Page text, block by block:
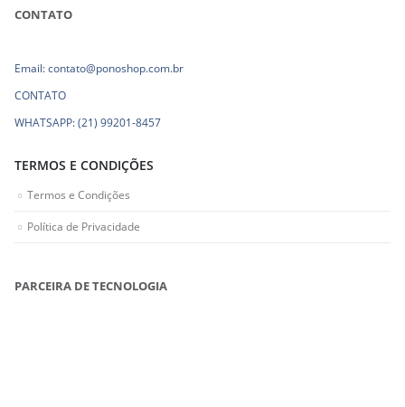
CONTATO
Email: contato@ponoshop.com.br
CONTATO
WHATSAPP: (21) 99201-8457
TERMOS E CONDIÇÕES
Termos e Condições
Política de Privacidade
PARCEIRA DE TECNOLOGIA